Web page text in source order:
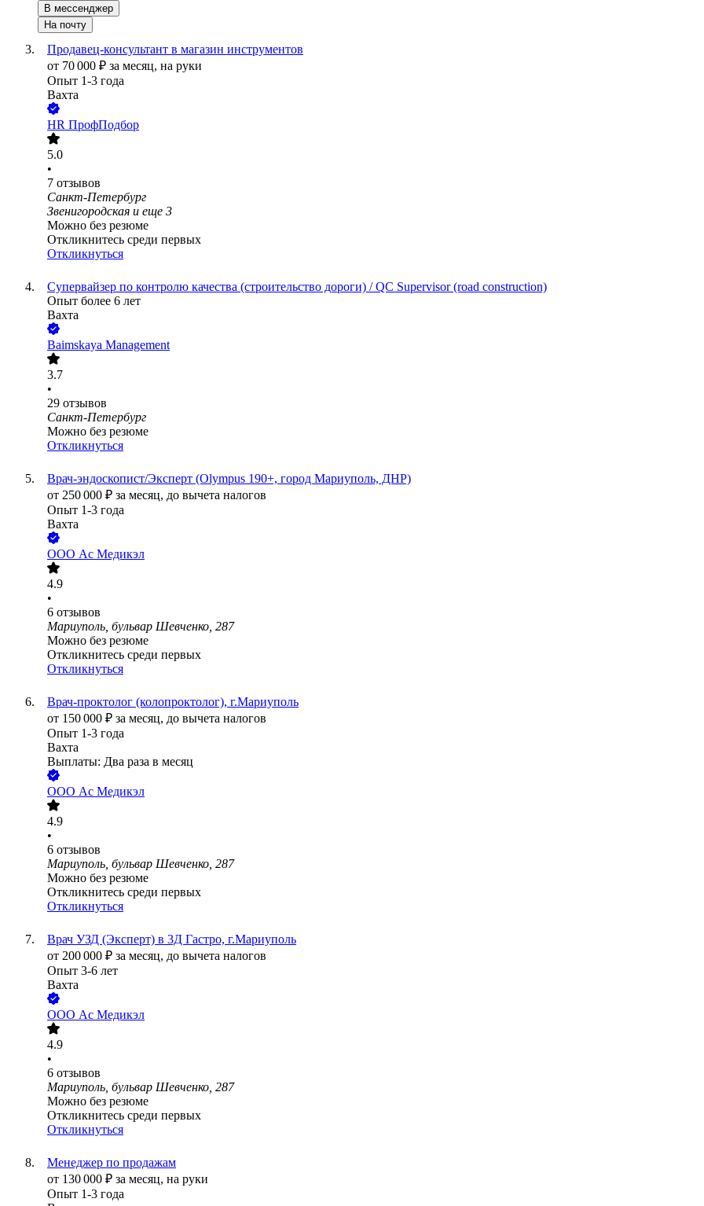
В мессенджер
На почту
Продавец-консультант в магазин инструментов
от 70 000 ₽ за месяц, на руки
Опыт 1-3 года
Вахта
HR ПрофПодбор
5.0
•
7 отзывов
Санкт-Петербург
Звенигородская и еще 3
Можно без резюме
Откликнитесь среди первых
Откликнуться
Супервайзер по контролю качества (строительство дороги) / QС Supervisor (road construction)
Опыт более 6 лет
Вахта
Baimskaya Management
3.7
•
29 отзывов
Санкт-Петербург
Можно без резюме
Откликнуться
Врач-эндоскопист/Эксперт (Olympus 190+, город Мариуполь, ДНР)
от 250 000 ₽ за месяц, до вычета налогов
Опыт 1-3 года
Вахта
ООО Ас Медикэл
4.9
•
6 отзывов
Мариуполь, бульвар Шевченко, 287
Можно без резюме
Откликнитесь среди первых
Откликнуться
Врач-проктолог (колопроктолог), г.Мариуполь
от 150 000 ₽ за месяц, до вычета налогов
Опыт 1-3 года
Вахта
Выплаты: Два раза в месяц
ООО Ас Медикэл
4.9
•
6 отзывов
Мариуполь, бульвар Шевченко, 287
Можно без резюме
Откликнитесь среди первых
Откликнуться
Врач УЗД (Эксперт) в 3Д Гастро, г.Мариуполь
от 200 000 ₽ за месяц, до вычета налогов
Опыт 3-6 лет
Вахта
ООО Ас Медикэл
4.9
•
6 отзывов
Мариуполь, бульвар Шевченко, 287
Можно без резюме
Откликнитесь среди первых
Откликнуться
Менеджер по продажам
от 130 000 ₽ за месяц, на руки
Опыт 1-3 года